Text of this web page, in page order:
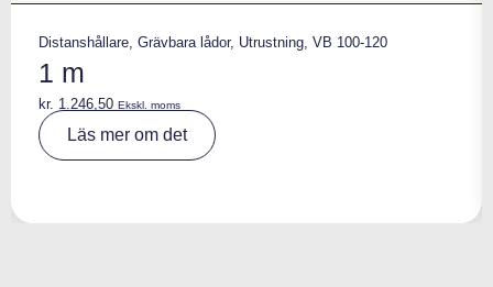
Distanshållare, Grävbara lådor, Utrustning, VB 100-120
1 m
kr. 1.246,50 Ekskl. moms
Läs mer om det